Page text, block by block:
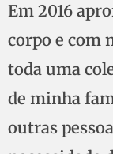
Em 2016
corpo e com
toda uma
de minha
outras